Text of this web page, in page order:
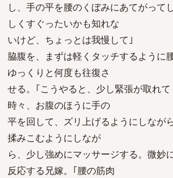
し、手の平を腰のくぼみにあてがって
しくすぐったいかも知れな
いけど、ちょっとは我慢して｣
脇腹を、まずは軽くタッチするように
ゆっくりと何度も往復さ
せる。｢こうやると、少し緊張が取れて
時々、お腹のほうに手の
平を回して、ズリ上げるようにしなが
揉みこむようにしなが
ら、少し強めにマッサージする。微妙
反応する兄嫁。｢腰の筋肉